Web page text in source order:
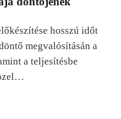
hosszú időt
megvalósításán a
a teljesítésbe